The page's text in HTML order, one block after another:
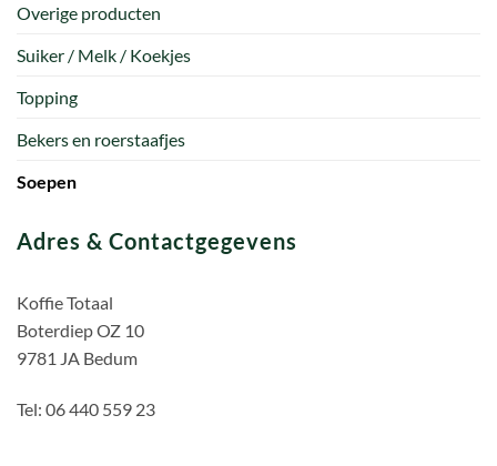
Overige producten
Suiker / Melk / Koekjes
Topping
Bekers en roerstaafjes
Soepen
Adres & Contactgegevens
Koffie Totaal
Boterdiep OZ 10
9781 JA Bedum
Tel: 06 440 559 23